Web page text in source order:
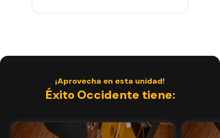
¡Aprovecha en esta unidad!
Éxito Occidente tiene: